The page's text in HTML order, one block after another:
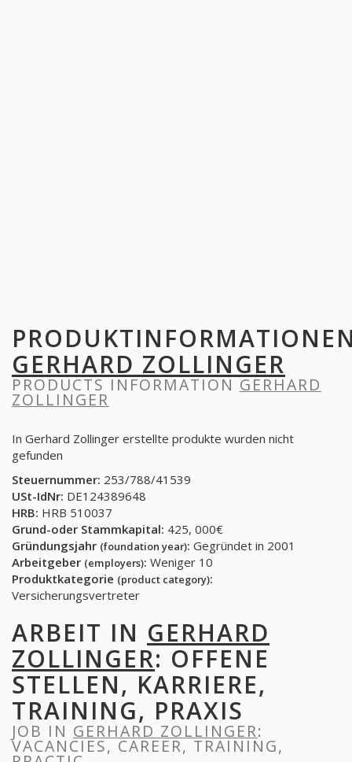
GERHARD ZOLLINGER
PRODUCTS INFORMATION GERHARD
ZOLLINGER
In Gerhard Zollinger erstellte produkte wurden nicht
gefunden
Steuernummer: 253/788/41539
USt-IdNr: DE124389648
HRB: HRB 510037
Grund-oder Stammkapital: 425, 000€
Gründungsjahr (foundation year): Gegründet in 2001
Arbeitgeber (employers): Weniger 10
Produktkategorie (product category):
Versicherungsvertreter
ARBEIT IN GERHARD
ZOLLINGER: OFFENE
STELLEN, KARRIERE,
TRAINING, PRAXIS
JOB IN GERHARD ZOLLINGER:
VACANCIES, CAREER, TRAINING,